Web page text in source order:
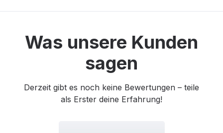
Was unsere Kunden
sagen
Derzeit gibt es noch keine Bewertungen – teile
als Erster deine Erfahrung!